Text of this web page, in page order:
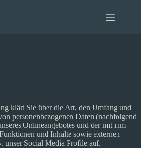
klärt Sie über die Art, den Umfang und
personenbezogenen Daten (nachfolgend
Onlineangebotes und der mit ihm
und Inhalte sowie externen
unser Social Media Profile auf.